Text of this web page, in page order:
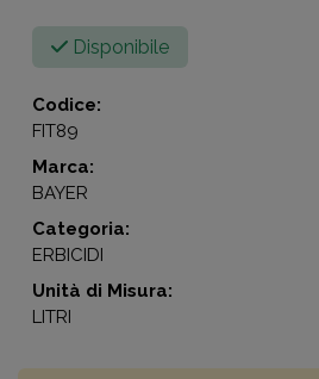
Disponibile
Codice:
FIT89
Marca:
BAYER
Categoria:
ERBICIDI
Unità di Misura:
LITRI